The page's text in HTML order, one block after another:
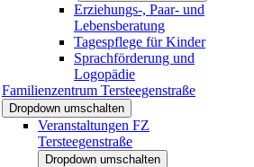
Erziehungs-, Paar- und
Lebensberatung
Tagespflege für Kinder
Sprachförderung und
Logopädie
Familienzentrum Tersteegenstraße
Dropdown umschalten
Veranstaltungen FZ
Tersteegenstraße
Dropdown umschalten